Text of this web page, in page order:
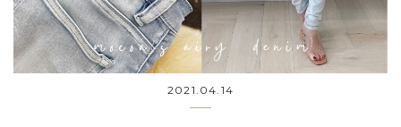
2021.04.14